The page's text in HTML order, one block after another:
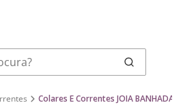
Colares E Correntes JOIA BANHADA